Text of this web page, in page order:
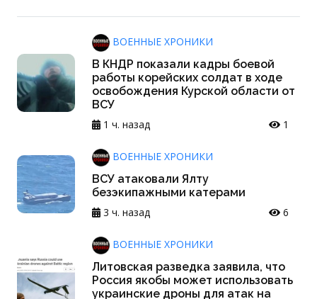
ВОЕННЫЕ ХРОНИКИ
В КНДР показали кадры боевой
работы корейских солдат в ходе
освобождения Курской области от
ВСУ
1 ч. назад
1
ВОЕННЫЕ ХРОНИКИ
ВСУ атаковали Ялту
безэкипажными катерами
3 ч. назад
6
ВОЕННЫЕ ХРОНИКИ
Литовская разведка заявила, что
Россия якобы может использовать
украинские дроны для атак на